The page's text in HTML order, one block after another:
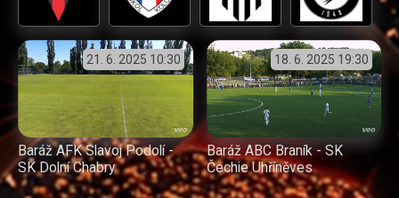
21. 6. 2025 10:30
Baráž AFK Slavoj Podolí -
SK Dolní Chabry
18. 6. 2025 19:30
Baráž ABC Braník - SK
Čechie Uhříněves